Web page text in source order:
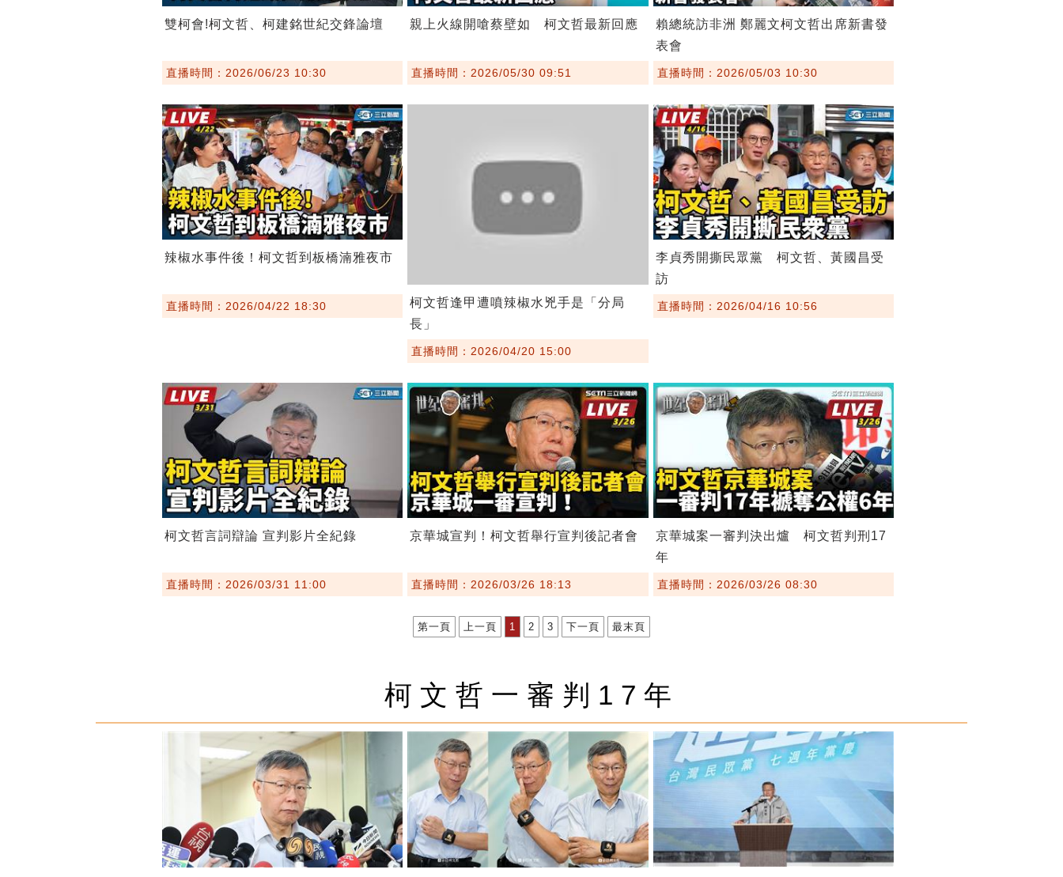
雙柯會!柯文哲、柯建銘世紀交鋒論壇
直播時間：2026/06/23 10:30
親上火線開嗆蔡壁如 柯文哲最新回應
直播時間：2026/05/30 09:51
賴總統訪非洲 鄭麗文柯文哲出席新書發
表會
直播時間：2026/05/03 10:30
辣椒水事件後！柯文哲到板橋湳雅夜市
直播時間：2026/04/22 18:30
柯文哲逢甲遭噴辣椒水兇手是「分局
長」
直播時間：2026/04/20 15:00
李貞秀開撕民眾黨 柯文哲、黃國昌受
訪
直播時間：2026/04/16 10:56
柯文哲言詞辯論 宣判影片全紀錄
直播時間：2026/03/31 11:00
京華城宣判！柯文哲舉行宣判後記者會
直播時間：2026/03/26 18:13
京華城案一審判決出爐 柯文哲判刑17
年
直播時間：2026/03/26 08:30
第一頁 上一頁 1 2 3 下一頁 最末頁
柯文哲一審判17年